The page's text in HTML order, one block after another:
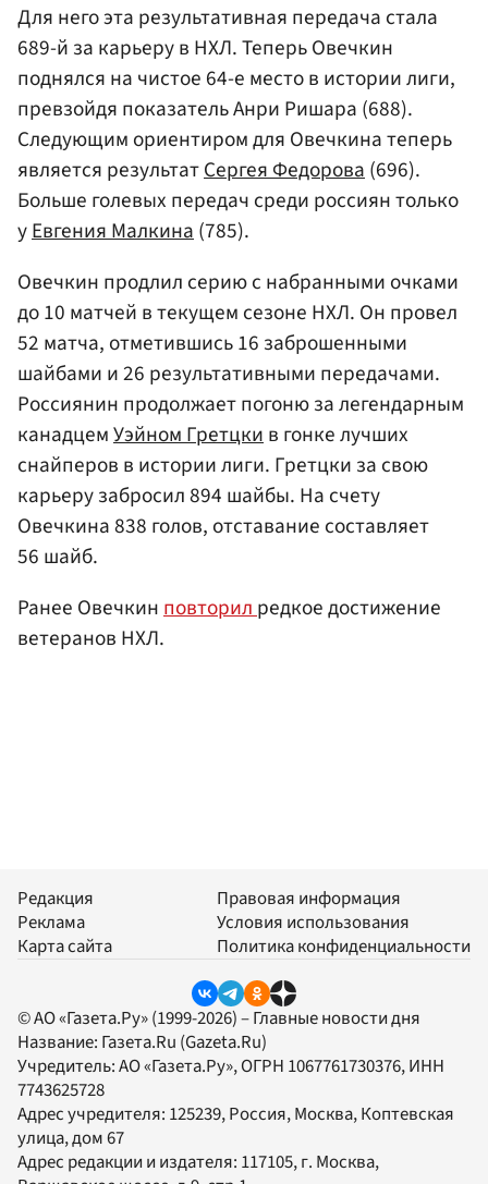
Для него эта результативная передача стала
689-й за карьеру в НХЛ. Теперь Овечкин
поднялся на чистое 64-е место в истории лиги,
превзойдя показатель Анри Ришара (688).
Следующим ориентиром для Овечкина теперь
является результатСергея Федорова (696).
Больше голевых передач среди россиян только
уЕвгения Малкина (785).
Овечкин продлил серию с набранными очками
до 10 матчей в текущем сезоне НХЛ. Он провел
52 матча, отметившись 16 заброшенными
шайбами и 26 результативными передачами.
Россиянин продолжает погоню за легендарным
канадцемУэйном Гретцкив гонке лучших
снайперов в истории лиги. Гретцки за свою
карьеру забросил 894 шайбы. На счету
Овечкина 838 голов, отставание составляет
56 шайб.
Ранее Овечкинповторилредкое достижение
ветеранов НХЛ.
Редакция
Реклама
Карта сайта
Правовая информация
Условия использования
Политика конфиденциальности
© АО «Газета.Ру» (1999-2026) – Главные новости дня
Название: Газета.Ru (Gazeta.Ru)
Учредитель:АО «Газета.Ру», ОГРН 1067761730376, ИНН
7743625728
Адрес учредителя: 125239, Россия, Москва, Коптевская
улица, дом 67
Адрес редакции и издателя: 117105, г. Москва,